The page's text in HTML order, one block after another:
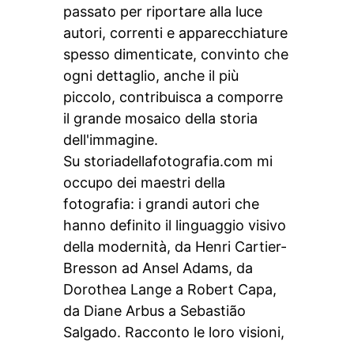
passato per riportare alla luce
autori, correnti e apparecchiature
spesso dimenticate, convinto che
ogni dettaglio, anche il più
piccolo, contribuisca a comporre
il grande mosaico della storia
dell'immagine.
Su storiadellafotografia.com mi
occupo dei maestri della
fotografia: i grandi autori che
hanno definito il linguaggio visivo
della modernità, da Henri Cartier-
Bresson ad Ansel Adams, da
Dorothea Lange a Robert Capa,
da Diane Arbus a Sebastião
Salgado. Racconto le loro visioni,